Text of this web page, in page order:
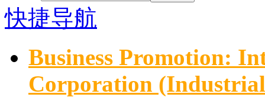
快捷导航
Business Promotion:
Corporation